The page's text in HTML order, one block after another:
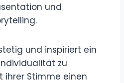
und
und inspiriert ein
zu
ihrer Stimme einen